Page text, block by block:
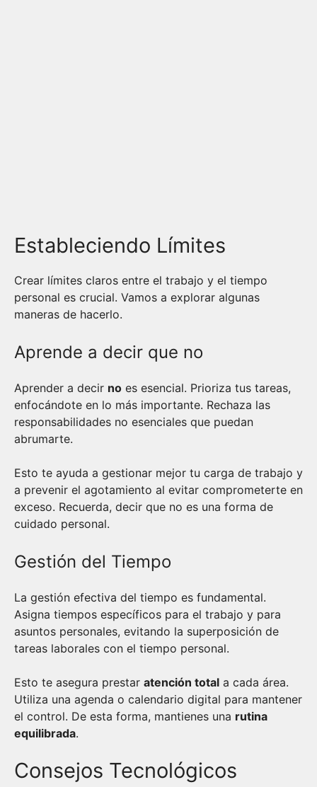
Estableciendo Límites
Crear límites claros entre el trabajo y el tiempo
personal es crucial. Vamos a explorar algunas
maneras de hacerlo.
Aprende a decir que no
Aprender a decir no es esencial. Prioriza tus tareas,
enfocándote en lo más importante. Rechaza las
responsabilidades no esenciales que puedan
abrumarte.
Esto te ayuda a gestionar mejor tu carga de trabajo y
a prevenir el agotamiento al evitar comprometerte en
exceso. Recuerda, decir que no es una forma de
cuidado personal.
Gestión del Tiempo
La gestión efectiva del tiempo es fundamental.
Asigna tiempos específicos para el trabajo y para
asuntos personales, evitando la superposición de
tareas laborales con el tiempo personal.
Esto te asegura prestar atención total a cada área.
Utiliza una agenda o calendario digital para mantener
el control. De esta forma, mantienes una rutina
equilibrada.
Consejos Tecnológicos